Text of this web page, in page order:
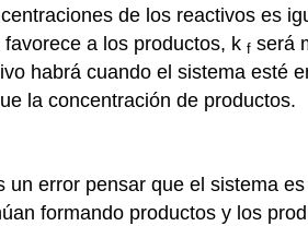
de los reactivos es
a los productos, k f será
habrá cuando el sistema esté
la concentración de productos.
error pensar que el sistema
formando productos y los